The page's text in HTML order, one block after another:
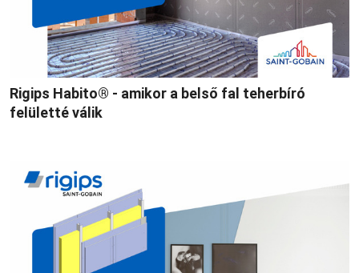
Rigips Habito® - amikor a belső fal teherbíró
felületté válik